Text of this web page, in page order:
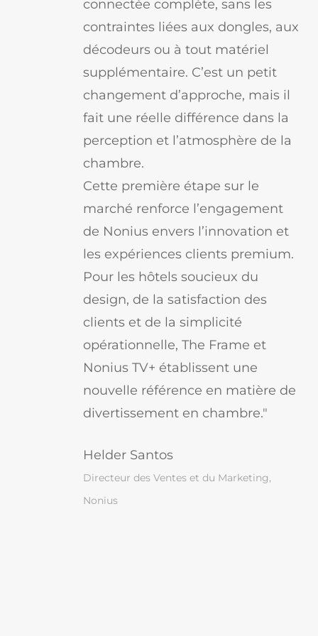
connectée complète, sans les
contraintes liées aux dongles, aux
décodeurs ou à tout matériel
supplémentaire. C’est un petit
changement d’approche, mais il
fait une réelle différence dans la
perception et l’atmosphère de la
chambre.
Cette première étape sur le
marché renforce l’engagement
de Nonius envers l’innovation et
les expériences clients premium.
Pour les hôtels soucieux du
design, de la satisfaction des
clients et de la simplicité
opérationnelle, The Frame et
Nonius TV+ établissent une
nouvelle référence en matière de
divertissement en chambre."
Helder Santos
Directeur des Ventes et du Marketing,
Nonius